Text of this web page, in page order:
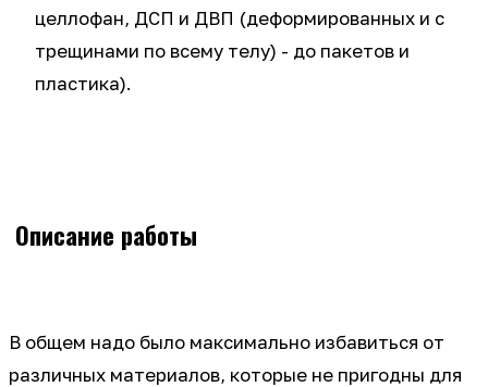
целлофан, ДСП и ДВП (деформированных и с
трещинами по всему телу) - до пакетов и
пластика).
Описание работы
В общем надо было максимально избавиться от
различных материалов, которые не пригодны для